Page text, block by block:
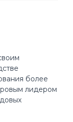
более
лидером